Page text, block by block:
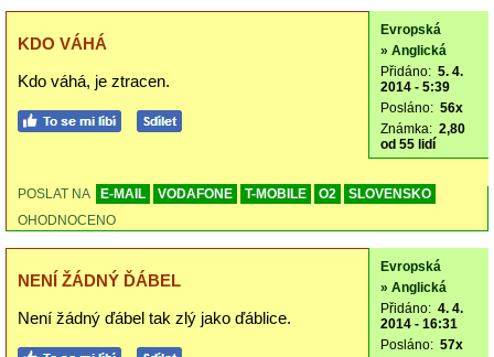
KDO VÁHÁ
Kdo váhá, je ztracen.
Evropská
» Anglická
Přidáno: 5. 4.
2014 - 5:39
Posláno: 56x
Známka: 2,80
od 55 lidí
POSLAT NA E-MAIL VODAFONE T-MOBILE O2
SLOVENSKO
OHODNOCENO
NENÍ ŽÁDNÝ ĎÁBEL
Není žádný ďábel tak zlý jako ďáblice.
Evropská
» Anglická
Přidáno: 4. 4.
2014 - 16:31
Posláno: 57x